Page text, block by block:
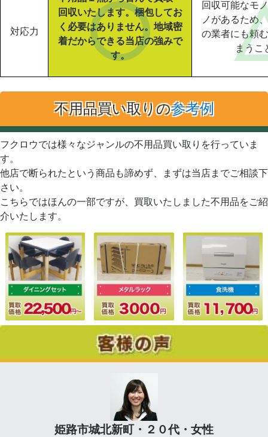
対応力
回収いたします。梱包してお
く必要はありません。地域密
着だからできる当店の強みで
す。
回収可能なモ
ノがあるため
の業者にも頼
まうこ
不用品買い取りの参考例
フクロウでは様々なジャンルの不用品買い取りを行っていま
す。
他店で断られたという商品も諦めず、まずは当店までご相談下
さい。
こちらではほんの一部ですが、買取いたしました不用品をご紹
介いたします。
姫路市城北新町・２０代・女性